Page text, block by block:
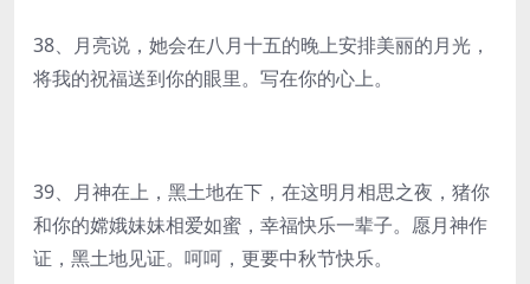
38、月亮说，她会在八月十五的晚上安排美丽的月光，
将我的祝福送到你的眼里。写在你的心上。
39、月神在上，黑土地在下，在这明月相思之夜，猪你
和你的嫦娥妹妹相爱如蜜，幸福快乐一辈子。愿月神作
证，黑土地见证。呵呵，更要中秋节快乐。